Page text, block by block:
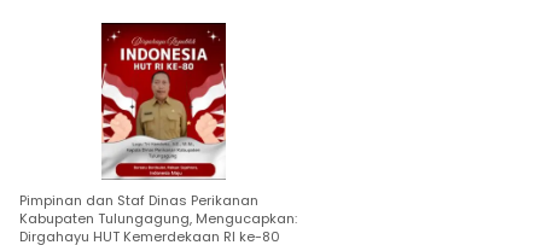
Pimpinan dan Staf Dinas Perikanan
Kabupaten Tulungagung, Mengucapkan:
Dirgahayu HUT Kemerdekaan RI ke-80